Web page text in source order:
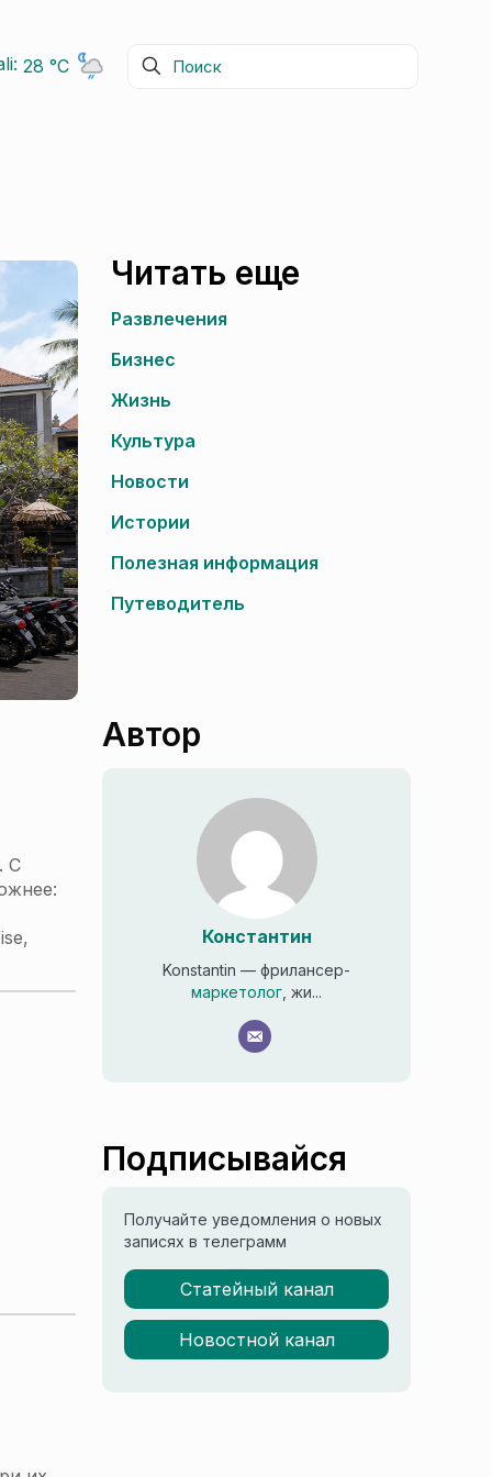
28 °C
Читать еще
Развлечения
Бизнес
Жизнь
Культура
Новости
Истории
Полезная информация
Путеводитель
С
Автор
Константин
Konstantin — фрилансер-
маркетолог , жи...
Подписывайся
Получайте уведомления о новых
записях в телеграмм
Статейный канал
Новостной канал